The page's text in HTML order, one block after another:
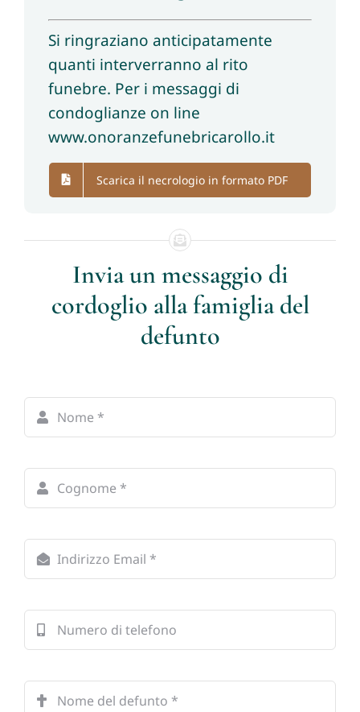
Si ringraziano anticipatamente
quanti interverranno al rito
funebre. Per i messaggi di
condoglianze on line
www.onoranzefunebricarollo.it
Scarica il necrologio in formato PDF
Invia un messaggio di
cordoglio alla famiglia del
defunto